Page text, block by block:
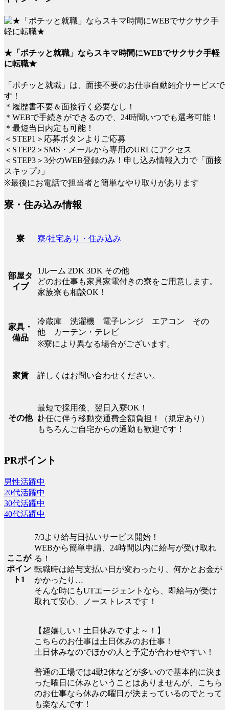
★「ポチッと就職」ならスキマ時間にWEBでサクサク手軽
に転職★
「ポチッと就職」は、面接不要のお仕事自動紹介サービスで
す！
＊履歴書不要＆面接行く必要なし！
＊WEBで手続きができるので、24時間いつでも選考可能！
＊最短当日内定も可能！
＜STEP1＞応募ボタンよりご応募
＜STEP2＞SMS・メールから専用のURLにアクセス
＜STEP3＞3分のWEB登録のみ！申し込み情報入力で「面接
スキップ♪」
※最後にお電話で担当者と簡単なやり取りがあります
寮・住み込み情報
寮 寮/社宅あり・住み込み
部屋タ
イプ
1ルーム 2DK 3DK その他
どのお仕事も家具家電付きの寮をご用意します。
家族寮も相談OK！
家具・
備品
冷蔵庫 洗濯機 電子レンジ エアコン その
他 カーテン・テレビ
※寮により異なる場合がございます。
家賃 詳しくはお問い合わせください。
その他
最短で採用後、翌日入寮OK！
赴任に伴う移動交通費全額負担！（規定あり）
もちろんご自宅からの通勤も歓迎です！
PRポイント
男性活躍中
20代活躍中
30代活躍中
40代活躍中
ここが
ポイン
ト1
7/3より給与日払いサービス開始！
WEBから簡単申請、24時間以内に給与が受け取れ
る！
転職時は給与支払い日が変わったり、何かとお金が
かかったり…
そんな時にもUTエージェントなら、即給与が受け
取れて安心、ノーストレスです！
【超嬉しい！土日休みですよ～！】
こちらのお仕事は土日休みのお仕事！
土日休みなのでほかの人と予定が合わせやすい！
普通の工場では4勤2休などが多いので基本的に決ま
った曜日に休みということはありませんが、こちら
のお仕事なら休みの曜日が決まっているのでとって
も楽なんです！